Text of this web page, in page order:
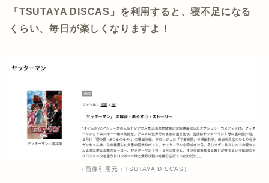
「TSUTAYA DISCAS」を利用すると、寝不足になる
くらい、毎日が楽しくなりますよ！
（画像引用元：TSUTAYA DISCAS）